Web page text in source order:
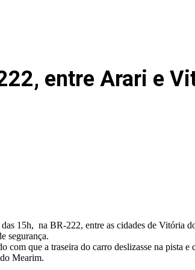
entre Arari e
15h, na BR-222, entre as cidades de Vitória
segurança.
que a traseira do carro deslizasse na pista e
Mearim.